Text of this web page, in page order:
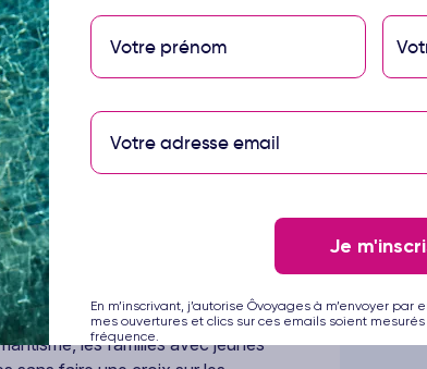
marocaine traditionnelle. Il
privé, réception 24h/24h, service
vers le centre-ville (sur
Ces établissements offrent une
légère et parfaitement adaptée à la
les familles avec jeunes
Je
En m’inscrivant, j’autorise Ôvoyages à m’envoyer
mes ouvertures et clics sur ces emails soient
fréquence.